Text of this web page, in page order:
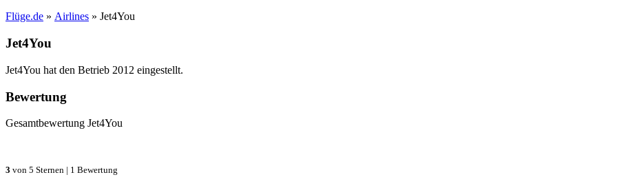
Flüge.de » Airlines » Jet4You
Jet4You
Jet4You hat den Betrieb 2012 eingestellt.
Bewertung
Gesamtbewertung Jet4You
3 von 5 Sternen | 1 Bewertung